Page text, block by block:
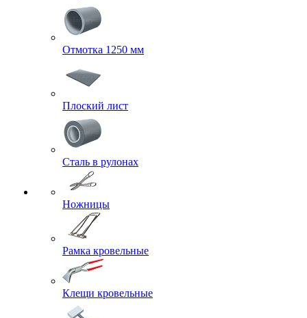
Отмотка 1250 мм
Плоский лист
Сталь в рулонах
Ножницы
Рамка кровельные
Клещи кровельные